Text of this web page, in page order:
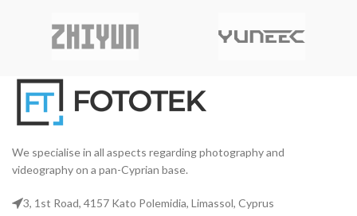
B7C LED RGBWW.
ενσωματωμένα χειριστήρια και
την πλήρη ευελιξία χρήσης
We specialise in all aspects regarding photography and
videography on a pan-Cyprian base.
3, 1st Road, 4157 Kato Polemidia, Limassol, Cyprus